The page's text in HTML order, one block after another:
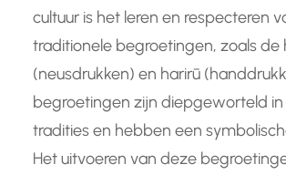
cultuur is het leren en respecteren
traditionele begroetingen, zoals de
(neusdrukken) en harirū
begroetingen zijn diepgeworteld
tradities en hebben een
Het uitvoeren van deze